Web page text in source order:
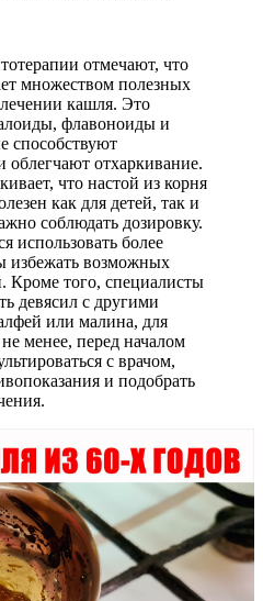
отмечают, что
множеством полезных
кашля. Это
флавоноиды и
способствуют
отхаркивание.
что настой из корня
как для детей, так и
соблюдать дозировку.
использовать более
избежать возможных
Кроме того, специалисты
девясил с другими
или малина, для
менее, перед началом
с врачом,
и подобрать